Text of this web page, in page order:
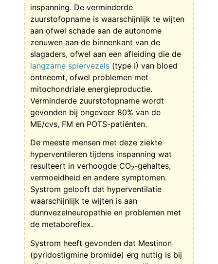
inspanning. De verminderde
zuurstofopname is waarschijnlijk te wijten
aan ofwel schade aan de autonome
zenuwen aan de binnenkant van de
slagaders, ofwel aan een afleiding die de
langzame spiervezels (type I) van bloed
ontneemt, ofwel problemen met
mitochondriale energieproductie.
Verminderde zuurstofopname wordt
gevonden bij ongeveer 80% van de
ME/cvs, FM en POTS-patiënten.
De meeste mensen met deze ziekte
hyperventileren tijdens inspanning wat
resulteert in verhoogde CO2-gehaltes,
vermoeidheid en andere symptomen.
Systrom gelooft dat hyperventilatie
waarschijnlijk te wijten is aan
dunnvezelneuropathie en problemen met
de metaboreflex.
Systrom heeft gevonden dat Mestinon
(pyridostigmine bromide) erg nuttig is bij